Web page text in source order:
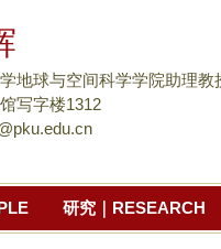
到
主
要
地球与空间科学学院助理教
写字楼1312
研究｜RESEARCH